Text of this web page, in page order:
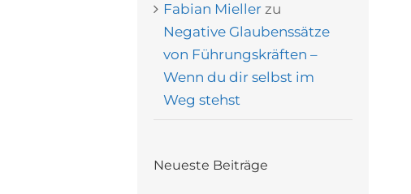
Fabian Miellerzu
Negative Glaubenssätze
von Führungskräften –
Wenn du dir selbst im
Weg stehst
Neueste Beiträge